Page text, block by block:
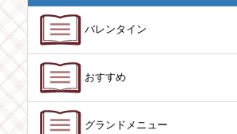
バレンタイン
おすすめ
グランドメニュー